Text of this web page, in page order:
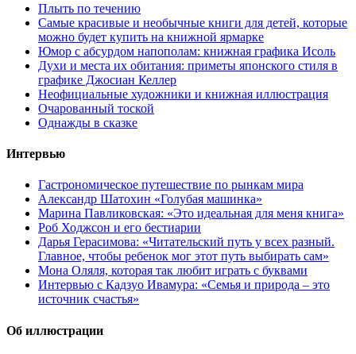
Плыть по течению
Самые красивые и необычные книги для детей, которые
можно будет купить на книжной ярмарке
Юмор с абсурдом напополам: книжная графика Исоль
Духи и места их обитания: приметы японского стиля в
графике Джосиан Келлер
Неофициальные художники и книжная иллюстрация
Очарованный тоской
Однажды в сказке
Интервью
Гастрономическое путешествие по рынкам мира
Александр Шатохин «Голубая машинка»
Марина Павликовская: «Это идеальная для меня книга»
Роб Ходжсон и его бестиарии
Дарья Герасимова: «Читательский путь у всех разный.
Главное, чтобы ребенок мог этот путь выбирать сам»
Мона Оляля, которая так любит играть с буквами
Интервью с Кадзуо Ивамура: «Семья и природа – это
источник счастья»
Об иллюстрации